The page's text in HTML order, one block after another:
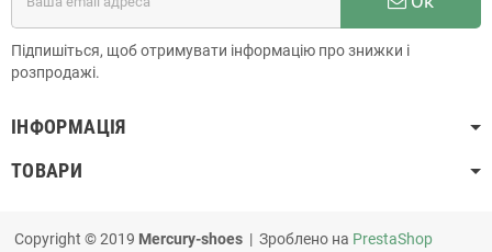
Підпишіться, щоб отримувати інформацію про знижки і
розпродажі.
ІНФОРМАЦІЯ
ТОВАРИ
Copyright © 2019 Mercury-shoes | Зроблено на PrestaShop